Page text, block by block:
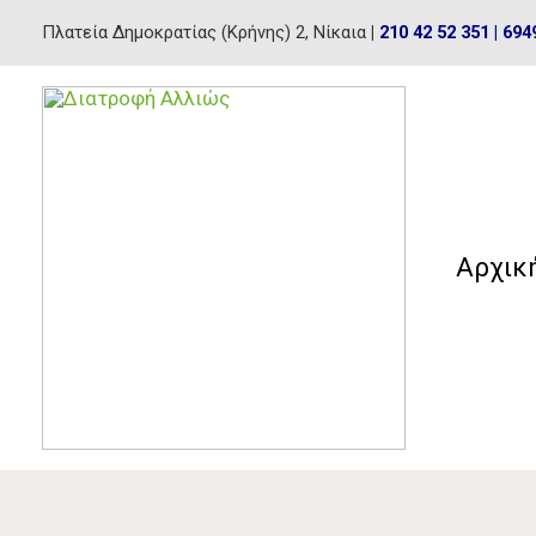
content
Πλατεία Δημοκρατίας (Κρήνης) 2, Νίκαια | 210 42 52 351 |